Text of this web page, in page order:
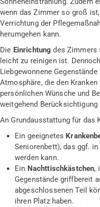
wenn das Zimmer so groß
Verrichtung der
herumgehen kann.
Die Einrichtung des Zimmers
leicht zu reinigen ist.
Liebgewonnene
Atmosphäre, die den
persönlichen Wünsche und
weitgehend Berücksichtigung
An Grundausstattung für das
Ein geeignetes
Seniorenbett), das ggf.
werden kann.
Ein Nachttischkästchen,
Gegenstände griffbereit
abgeschlossenen Teil
ihren Platz haben.